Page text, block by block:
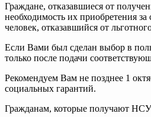
Граждане, отказавшиеся от
необходимость их приобретения
человек, отказавшийся от
Если Вами был сделан выбор в
только после подачи
Рекомендуем Вам не позднее 1
социальных гарантий.
Гражданам, которые получают НСУ